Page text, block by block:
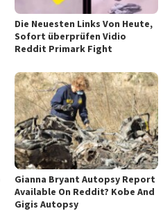
Die Neuesten Links Von Heute,
Sofort überprüfen Vidio
Reddit Primark Fight
Gianna Bryant Autopsy Report
Available On Reddit? Kobe And
Gigis Autopsy